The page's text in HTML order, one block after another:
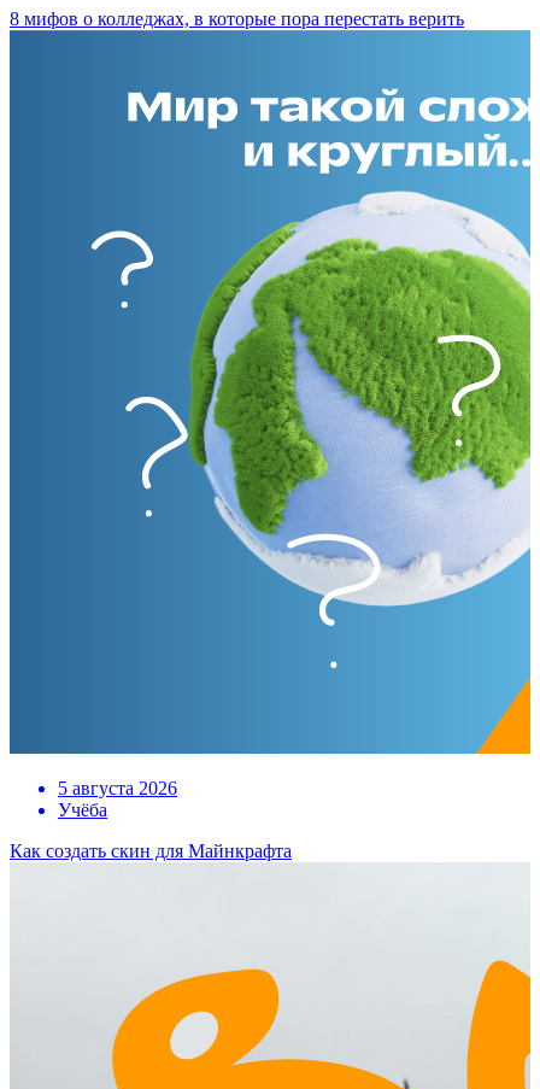
8 мифов о колледжах, в которые пора перестать верить
5 августа 2026
Учёба
Как создать скин для Майнкрафта